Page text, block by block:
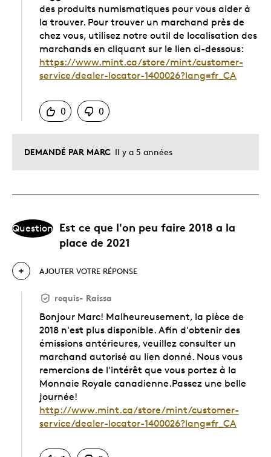
DEMANDÉ PAR MARC Il y a 5 années
des produits numismatiques pour vous aider à
la trouver. Pour trouver un marchand près de
chez vous, utilisez notre outil de localisation des
marchands en cliquant sur le lien ci-dessous:
https://www.mint.ca/store/mint/customer-
service/dealer-locator-1400026?lang=fr_CA
0
0
Question Est ce que l'on peu faire 2018 a la
place de 2021
AJOUTER VOTRE RÉPONSE
requis- Raissa
Bonjour Marc! Malheureusement, la pièce de
2018 n'est plus disponible. Afin d'obtenir des
émissions antérieures, veuillez consulter un
marchand autorisé au lien donné. Nous vous
remercions de l'intérêt que vous portez à la
Monnaie Royale canadienne.Passez une belle
journée!
http://www.mint.ca/store/mint/customer-
service/dealer-locator-1400026?lang=fr_CA